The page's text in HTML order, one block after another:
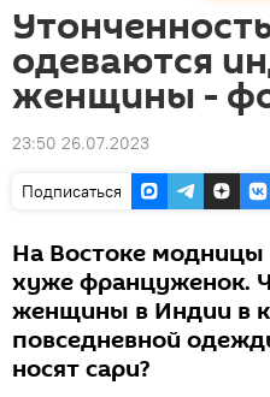
одеваются
женщины -
23:50 26.07.2023
Подписаться
На Востоке модницы
хуже француженок.
женщины в Индии в
повседневной
носят сари?